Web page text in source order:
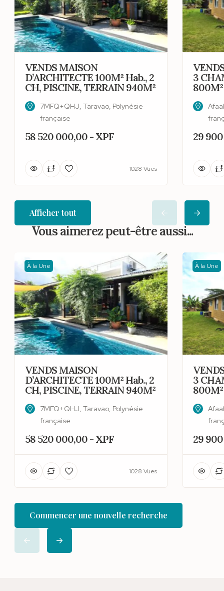
VENDS MAISON
D’ARCHITECTE 100M² Hab., 2
CH, PISCINE, TERRAIN 940M²
7MFQ+QHJ, Taravao, Polynésie
française
58 520 000,00 - XPF
1028 Vues
3
800M²
29
Afficher tout
Vous aimerez peut-être aussi...
À la Une
VENDS MAISON
D’ARCHITECTE 100M² Hab., 2
CH, PISCINE, TERRAIN 940M²
7MFQ+QHJ, Taravao, Polynésie
française
58 520 000,00 - XPF
1028 Vues
À la Une
3
800M²
29
Commencer une nouvelle recherche